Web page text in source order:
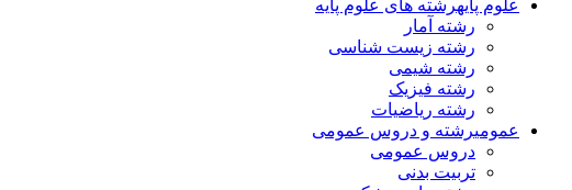
علوم پایهرشته های علوم پایه
رشته آمار
رشته زیست شناسی
رشته شیمی
رشته فیزیک
رشته ریاضیات
عمومیرشته و دروس عمومی
دروس عمومی
تربیت بدنی